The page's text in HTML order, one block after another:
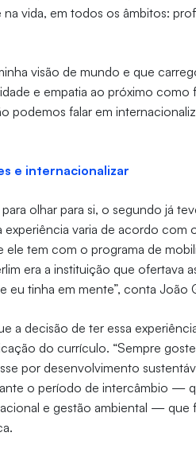
vida, em todos os âmbitos:
visão de mundo e que
e empatia ao próximo como
podemos falar em
e internacionalizar
olhar para si, o segundo já
varia de acordo com
ele tem com o programa de
era a instituição que ofertava
tinha em mente”, conta João
a decisão de ter essa
do currículo. “Sempre
por desenvolvimento
o período de intercâmbio —
e gestão ambiental — que